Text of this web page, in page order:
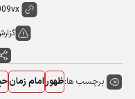
برچسب ها:ظهورامام زمانحج